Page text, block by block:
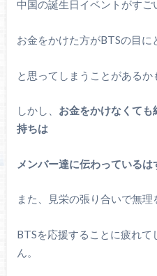
中国の誕生日イベントがすご
お金をかけた方がBTSの目に
と思ってしまうことがあるか
しかし、 お金をかけなくて
持ちは
メンバー達に伝わっているは
また、見栄の張り合いで無
BTSを応援することに疲れ
ん。